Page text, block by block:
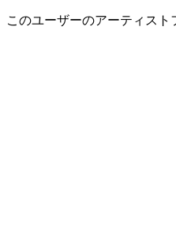
このユーザーのアーティスト